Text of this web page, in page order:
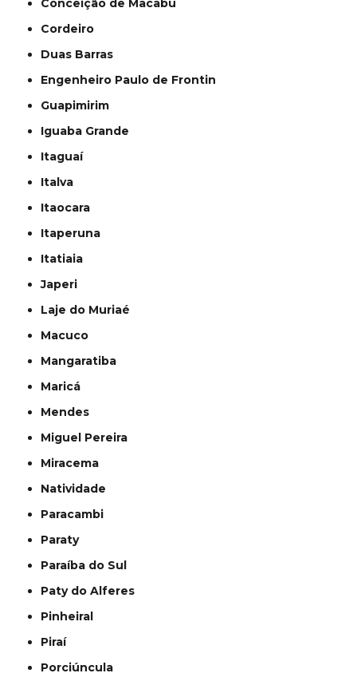
Conceição de Macabu
Cordeiro
Duas Barras
Engenheiro Paulo de Frontin
Guapimirim
Iguaba Grande
Itaguaí
Italva
Itaocara
Itaperuna
Itatiaia
Japeri
Laje do Muriaé
Macuco
Mangaratiba
Maricá
Mendes
Miguel Pereira
Miracema
Natividade
Paracambi
Paraty
Paraíba do Sul
Paty do Alferes
Pinheiral
Piraí
Porciúncula